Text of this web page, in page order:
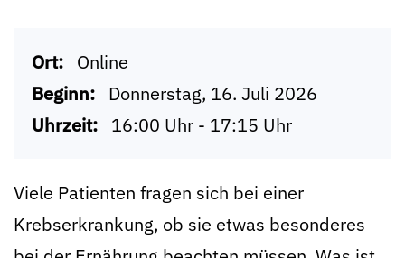
Ort: Online
Beginn: Donnerstag, 16. Juli 2026
Uhrzeit: 16:00 Uhr - 17:15 Uhr
Viele Patienten fragen sich bei einer
Krebserkrankung, ob sie etwas besonderes